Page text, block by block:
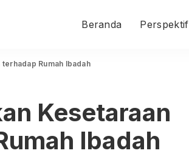
Beranda Perspektif
Rumah Ibadah
Kesetaraan
Ibadah